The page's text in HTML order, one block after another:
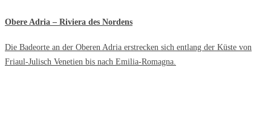
Obere Adria – Riviera des Nordens
Die Badeorte an der Oberen Adria erstrecken sich entlang der Küste von
Friaul-Julisch Venetien bis nach Emilia-Romagna.